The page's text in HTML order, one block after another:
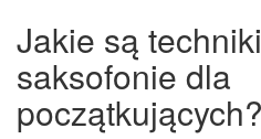
Jakie są
saksofonie dla
początkujących?